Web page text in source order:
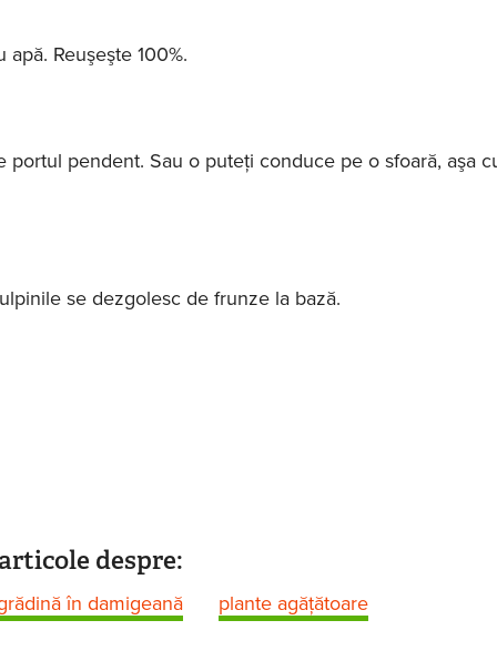
Reuşeşte 100%.
pendent. Sau o puteţi conduce pe o sfoară, aşa
se dezgolesc de frunze la bază.
despre:
în damigeană plante agățătoare